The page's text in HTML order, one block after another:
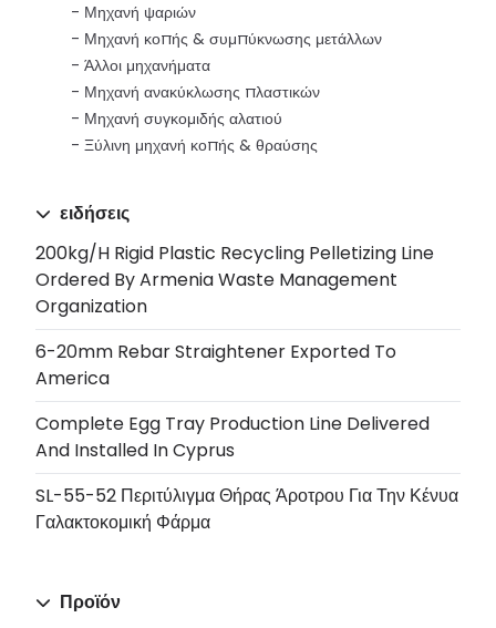
Μηχανή ψαριών
Μηχανή κοπής & συμπύκνωσης μετάλλων
Άλλοι μηχανήματα
Μηχανή ανακύκλωσης πλαστικών
Μηχανή συγκομιδής αλατιού
Ξύλινη μηχανή κοπής & θραύσης
ειδήσεις
200kg/h Rigid Plastic Recycling Pelletizing Line
Ordered By Armenia Waste Management
Organization
6-20mm Rebar Straightener Exported To
America
Complete Egg Tray Production Line Delivered
And Installed In Cyprus
SL-55-52 Περιτύλιγμα Θήρας Άροτρου Για Την Κένυα
Γαλακτοκομική Φάρμα
Προϊόν